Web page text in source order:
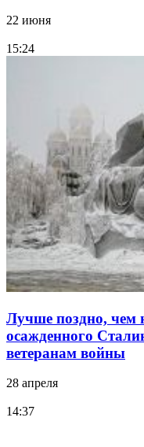
22 июня
15:24
Лучше поздно, чем
осажденного
ветеранам войны
28 апреля
14:37